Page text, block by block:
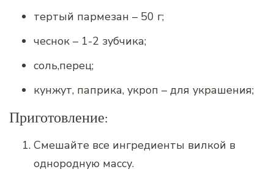
тертый пармезан – 50 г;
чеснок – 1-2 зубчика;
соль,перец;
кунжут, паприка, укроп – для украшения;
Приготовление:
Смешайте все ингредиенты вилкой в
однородную массу.